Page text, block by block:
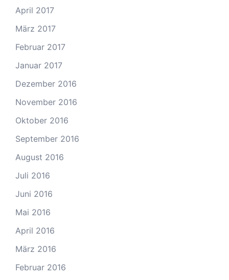
April 2017
März 2017
Februar 2017
Januar 2017
Dezember 2016
November 2016
Oktober 2016
September 2016
August 2016
Juli 2016
Juni 2016
Mai 2016
April 2016
März 2016
Februar 2016